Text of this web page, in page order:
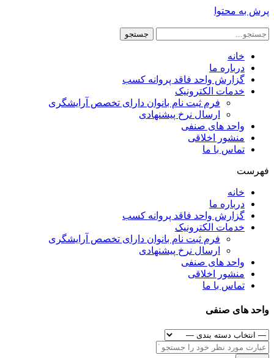
پرش به محتوا
جستجو
خانه
درباره ما
گزارش واحد فاقد پروانه کسب
خدمات الکترونیک
فرم ثبت نام بانوان دارای تخصص آرایشگری
ارسال نرخ پیشنهادی
واحد های صنفی
منشور اخلاقی
تماس با ما
فهرست
خانه
درباره ما
گزارش واحد فاقد پروانه کسب
خدمات الکترونیک
فرم ثبت نام بانوان دارای تخصص آرایشگری
ارسال نرخ پیشنهادی
واحد های صنفی
منشور اخلاقی
تماس با ما
واحد های صنفی